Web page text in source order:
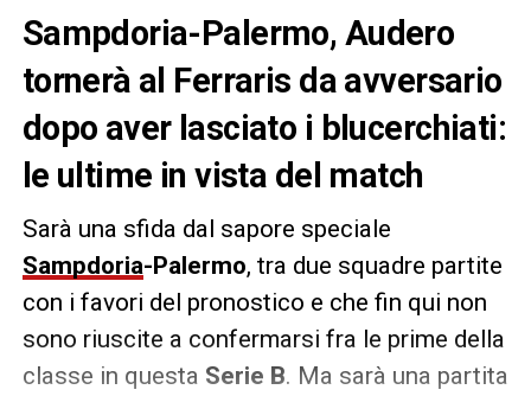
Sampdoria-Palermo, Audero
tornerà al Ferraris da avversario
dopo aver lasciato i blucerchiati:
le ultime in vista del match
Sarà una sfida dal sapore speciale
Sampdoria-Palermo, tra due squadre partite
con i favori del pronostico e che fin qui non
sono riuscite a confermarsi fra le prime della
classe in questa Serie B. Ma sarà una partita